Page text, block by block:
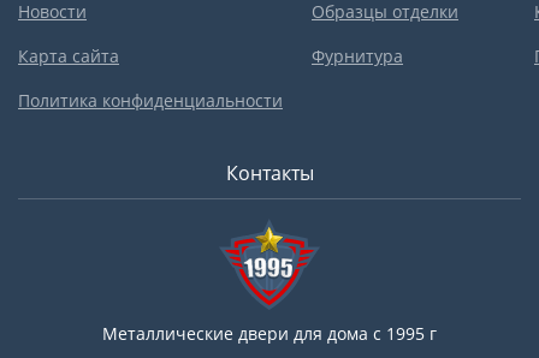
Новости
Карта сайта
Политика конфиденциальности
Образцы отделки
Фурнитура
Контакты
Металлические двери для дома с 1995 г